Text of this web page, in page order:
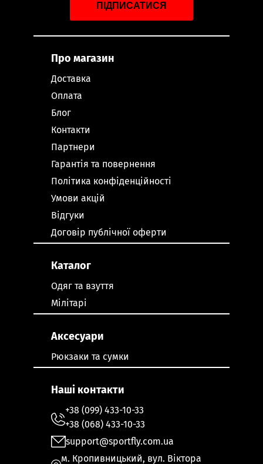
ПІДПИСАТИСЯ
Про магазин
Доставка
Оплата
Блог
Контакти
Партнери
Гарантія та повернення
Політика конфіденційності
Умови акцій
Відгуки
Договір публічної оферти
Каталог
Одяг та взуття
Мілітарі
Аксесуари
Рюкзаки та сумки
Наші контакти
+38 (099) 433-10-33
+38 (068) 433-10-33
support@sportfly.com.ua
м. Кропивницький, вул. Віктора